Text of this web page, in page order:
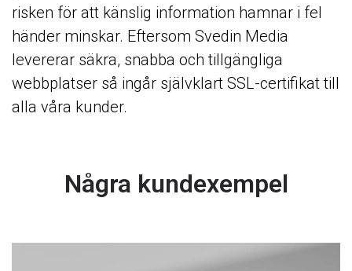
risken för att känslig information hamnar i fel
händer minskar. Eftersom Svedin Media
levererar säkra, snabba och tillgängliga
webbplatser så ingår självklart SSL-certifikat till
alla våra kunder.
Några kundexempel